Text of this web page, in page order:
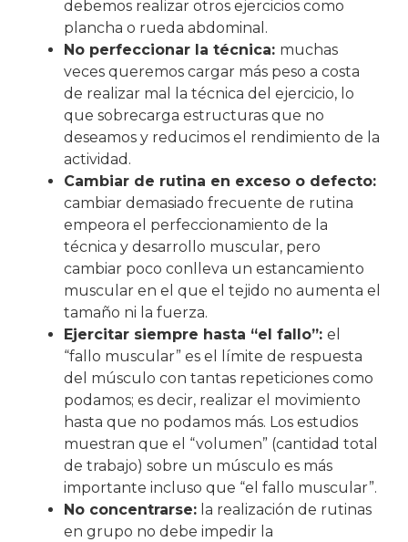
debemos realizar otros ejercicios como
plancha o rueda abdominal.
No perfeccionar la técnica: muchas
veces queremos cargar más peso a costa
de realizar mal la técnica del ejercicio, lo
que sobrecarga estructuras que no
deseamos y reducimos el rendimiento de la
actividad.
Cambiar de rutina en exceso o defecto:
cambiar demasiado frecuente de rutina
empeora el perfeccionamiento de la
técnica y desarrollo muscular, pero
cambiar poco conlleva un estancamiento
muscular en el que el tejido no aumenta el
tamaño ni la fuerza.
Ejercitar siempre hasta “el fallo”: el
“fallo muscular” es el límite de respuesta
del músculo con tantas repeticiones como
podamos; es decir, realizar el movimiento
hasta que no podamos más. Los estudios
muestran que el “volumen” (cantidad total
de trabajo) sobre un músculo es más
importante incluso que “el fallo muscular”.
No concentrarse: la realización de rutinas
en grupo no debe impedir la